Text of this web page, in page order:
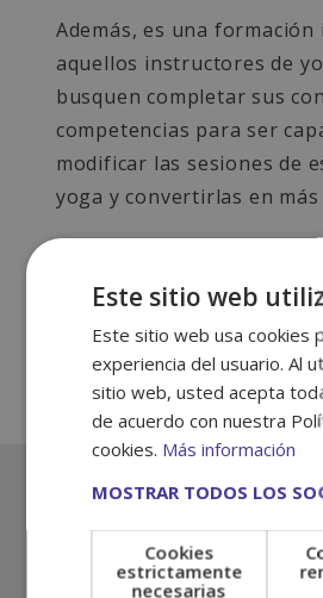
Además, es una formación
aquellos instructores de
busquen completar sus
competencias para ser
modificar las sesiones de
yoga y convertirlas en más
Descárgate el índice
Solicita
sin
Este sitio web
Este sitio web usa cookies
experiencia del usuario. Al
sitio web, usted acepta
de acuerdo con nuestra
cookies. Más información
MOSTRAR TODOS LOS
Cookies
estrictamente
necesarias